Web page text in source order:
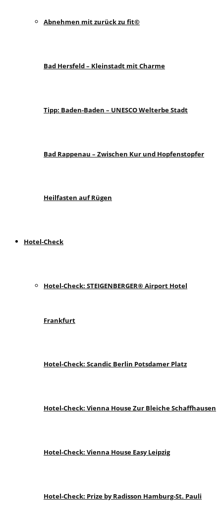
Abnehmen mit zurück zu fit©
Bad Hersfeld – Kleinstadt mit Charme
Tipp: Baden-Baden – UNESCO Welterbe Stadt
Bad Rappenau – Zwischen Kur und Hopfenstopfer
Heilfasten auf Rügen
Hotel-Check
Hotel-Check: STEIGENBERGER® Airport Hotel
Frankfurt
Hotel-Check: Scandic Berlin Potsdamer Platz
Hotel-Check: Vienna House Zur Bleiche Schaffhausen
Hotel-Check: Vienna House Easy Leipzig
Hotel-Check: Prize by Radisson Hamburg-St. Pauli